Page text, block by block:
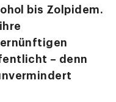
bis Zolpidem.
– denn